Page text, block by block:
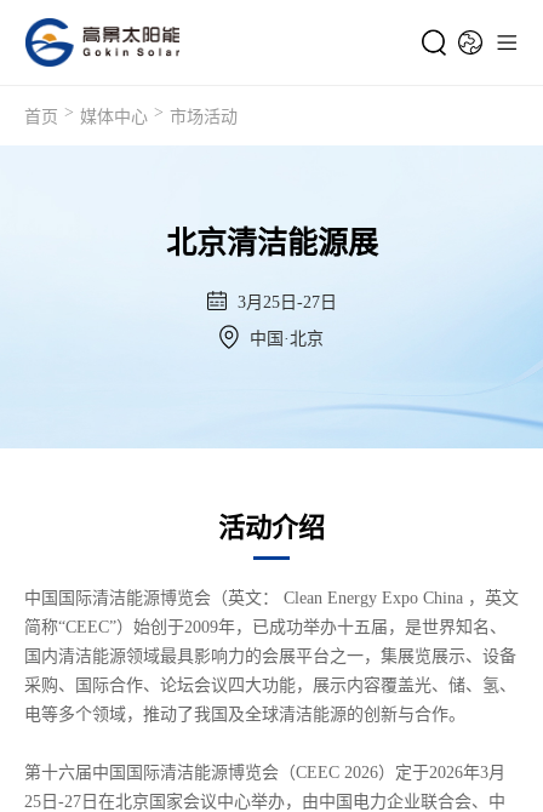
首页 > 媒体中心 > 市场活动
北京清洁能源展
3月25日-27日
中国·北京
活动介绍
中国国际清洁能源博览会（英文： Clean Energy Expo China ，英文
简称“CEEC”）始创于2009年，已成功举办十五届，是世界知名、
国内清洁能源领域最具影响力的会展平台之一，集展览展示、设备
采购、国际合作、论坛会议四大功能，展示内容覆盖光、储、氢、
电等多个领域，推动了我国及全球清洁能源的创新与合作。
第十六届中国国际清洁能源博览会（CEEC 2026）定于2026年3月
25日-27日在北京国家会议中心举办，由中国电力企业联合会、中